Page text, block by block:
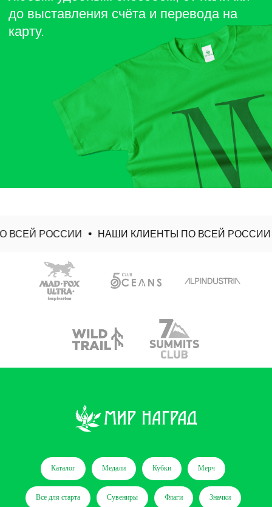
РОССИИ НАШИ КЛИЕНТЫ ПО ВСЕЙ РОССИИ
Каталог Медали Кубки Мерч
Все для старта Сувениры Флаги Значки